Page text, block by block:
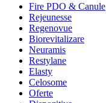
Fire PDO & Canule
Rejeunesse
Regenovue
Biorevitalizare
Neuramis
Restylane
Elasty
Celosome
Oferte